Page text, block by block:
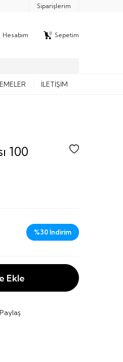
Siparişlerim
Hesabım 0 Sepetim
İLETIŞIM
100
%30İndirim
Ekle
Paylaş